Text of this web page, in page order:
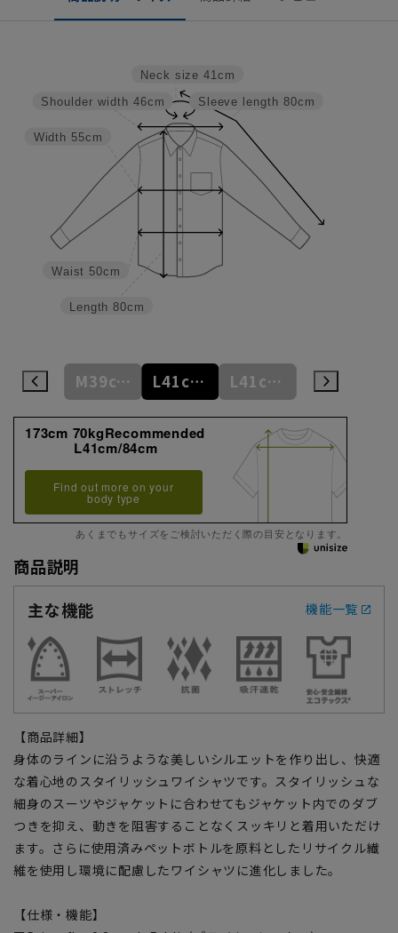
Sleeve length 80cm
Neck size 41cm
Length 80cm
Waist 50cm
Width 55cm
Shoulder width 46cm
M39cm/88cm L41cm/80cm L41cm/82cm
173cm 70kgRecommended
L41cm/84cm
Find out more on your
body type
あくまでもサイズをご検討いただく際の目安となります。
商品説明
主な機能
機能一覧
【商品詳細】
身体のラインに沿うような美しいシルエットを作り出し、快適
な着心地のスタイリッシュワイシャツです。スタイリッシュな
細身のスーツやジャケットに合わせてもジャケット内でのダブ
つきを抑え、動きを阻害することなくスッキリと着用いただけ
ます。さらに使用済みペットボトルを原料としたリサイクル繊
維を使用し環境に配慮したワイシャツに進化しました。
【仕様・機能】